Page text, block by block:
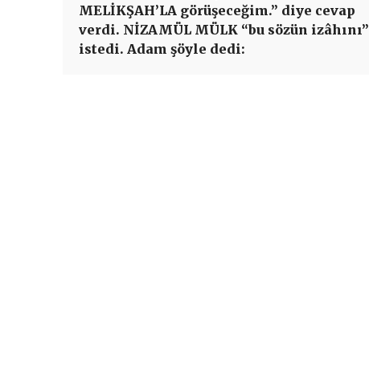
MELİKŞAH’LA görüşeceğim.” diye cevap
verdi. NİZAMÜL MÜLK “bu sözün izâhını”
istedi. Adam şöyle dedi: